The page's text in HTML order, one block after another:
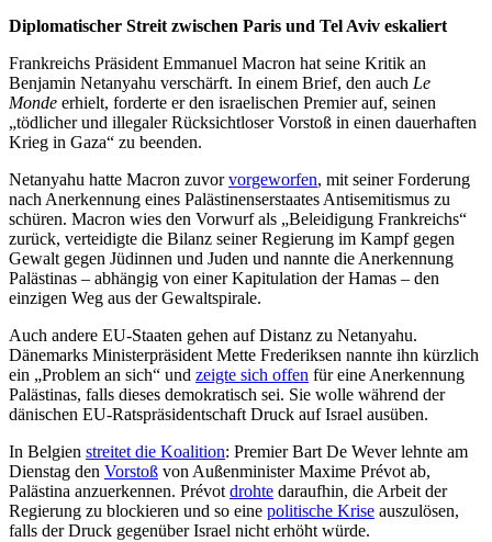
Diplomatischer Streit zwischen Paris und Tel Aviv eskaliert
Frankreichs Präsident Emmanuel Macron hat seine Kritik an
Benjamin Netanyahu verschärft. In einem Brief, den auch Le
Monde erhielt, forderte er den israelischen Premier auf, seinen
„tödlicher und illegaler Rücksichtloser Vorstoß in einen dauerhaften
Krieg in Gaza“ zu beenden.
Netanyahu hatte Macron zuvorvorgeworfen, mit seiner Forderung
nach Anerkennung eines Palästinenserstaates Antisemitismus zu
schüren. Macron wies den Vorwurf als „Beleidigung Frankreichs“
zurück, verteidigte die Bilanz seiner Regierung im Kampf gegen
Gewalt gegen Jüdinnen und Juden und nannte die Anerkennung
Palästinas – abhängig von einer Kapitulation der Hamas – den
einzigen Weg aus der Gewaltspirale.
Auch andere EU-Staaten gehen auf Distanz zu Netanyahu.
Dänemarks Ministerpräsident Mette Frederiksen nannte ihn kürzlich
ein „Problem an sich“ und zeigte sich offen für eine Anerkennung
Palästinas, falls dieses demokratisch sei. Sie wolle während der
dänischen EU-Ratspräsidentschaft Druck auf Israel ausüben.
In Belgien streitet die Koalition: Premier Bart De Wever lehnte am
Dienstag den Vorstoß von Außenminister Maxime Prévot ab,
Palästina anzuerkennen. Prévot drohte daraufhin, die Arbeit der
Regierung zu blockieren und so eine politische Krise auszulösen,
falls der Druck gegenüber Israel nicht erhöht würde.